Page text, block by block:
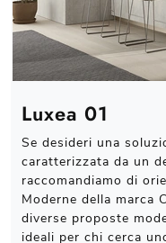
Luxea 01
Se desideri una
caratterizzata da un
raccomandiamo di
Moderne della marca
diverse proposte
ideali per chi cerca